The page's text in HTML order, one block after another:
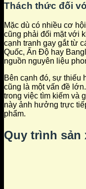
Thách thức đối
Mặc dù có nhiều cơ
cũng phải đối mặt với
cạnh tranh gay gắt từ
Quốc, Ấn Độ hay
nguồn nguyên liệu
Bên cạnh đó, sự thiếu
cũng là một vấn đề
trong việc tìm kiếm và
này ảnh hưởng trực
phẩm.
Quy trình sản